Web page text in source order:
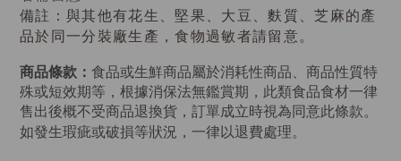
備註：與其他有花生、堅果、大豆、麩質、芝麻的產
品於同一分裝廠生產，食物過敏者請留意。
商品條款： 食品或生鮮商品屬於消耗性商品、商品性質特
殊或短效期等，根據消保法無鑑賞期，此類食品食材一律
售出後概不受商品退換貨，訂單成立時視為同意此條款。
如發生瑕疵或破損等狀況，一律以退費處理。